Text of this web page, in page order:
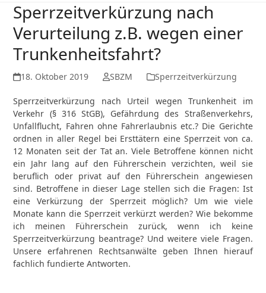
Sperrzeitverkürzung nach
Verurteilung z.B. wegen einer
Trunkenheitsfahrt?
18. Oktober 2019 SBZM Sperrzeitverkürzung
Sperrzeitverkürzung nach Urteil wegen Trunkenheit im
Verkehr (§ 316 StGB), Gefährdung des Straßenverkehrs,
Unfallflucht, Fahren ohne Fahrerlaubnis etc.? Die Gerichte
ordnen in aller Regel bei Ersttätern eine Sperrzeit von ca.
12 Monaten seit der Tat an. Viele Betroffene können nicht
ein Jahr lang auf den Führerschein verzichten, weil sie
beruflich oder privat auf den Führerschein angewiesen
sind. Betroffene in dieser Lage stellen sich die Fragen: Ist
eine Verkürzung der Sperrzeit möglich? Um wie viele
Monate kann die Sperrzeit verkürzt werden? Wie bekomme
ich meinen Führerschein zurück, wenn ich keine
Sperrzeitverkürzung beantrage? Und weitere viele Fragen.
Unsere erfahrenen Rechtsanwälte geben Ihnen hierauf
fachlich fundierte Antworten.